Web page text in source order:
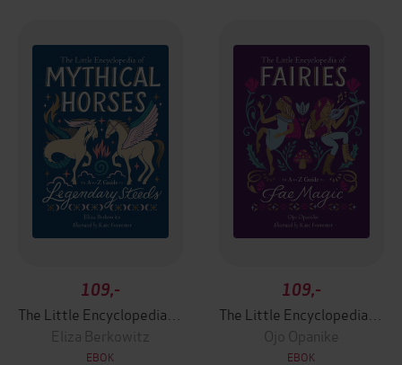
109,-
Eliza Berkowitz
EBOK
109,-
Ojo Opanike
EBOK